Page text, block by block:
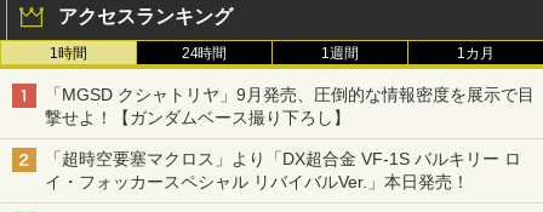
アクセスランキング
1時間 24時間 1週間 1カ月
「MGSD クシャトリヤ」9月発売、圧倒的な情報密度を展示で目
撃せよ！【ガンダムベース撮り下ろし】
「超時空要塞マクロス」より「DX超合金 VF-1S バルキリー ロ
イ・フォッカースペシャル リバイバルVer.」本日発売！